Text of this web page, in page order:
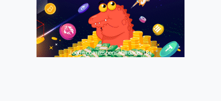
Jogue com responsabilidade. 18+